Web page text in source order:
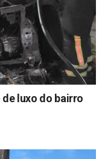
luxo do bairro